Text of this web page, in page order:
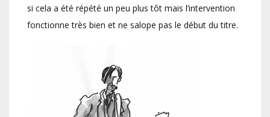
si cela a été répété un peu plus tôt mais l’intervention
fonctionne très bien et ne salope pas le début du titre.